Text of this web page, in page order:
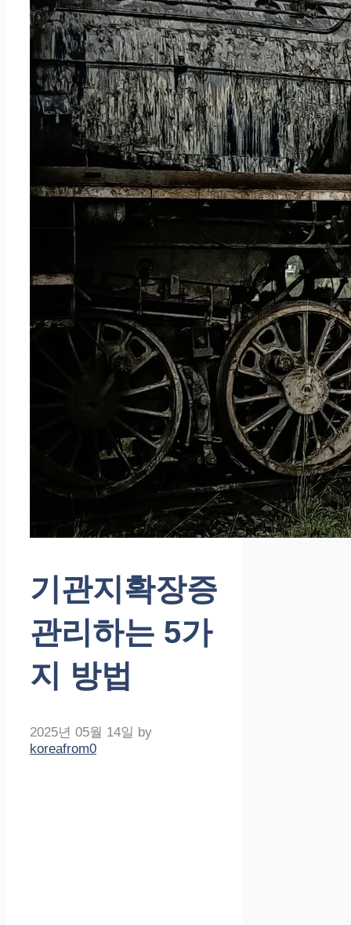
기관지확장증
관리하는 5가
지 방법
2025년 05월 14일 by
koreafrom0